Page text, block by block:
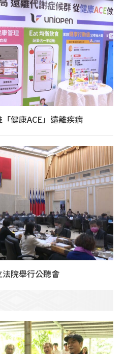
健康ACE」遠離疾病
院舉行公聽會